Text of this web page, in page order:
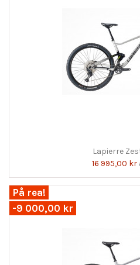
Lapierre
16 995,00 kr
På rea!
-9 000,00 kr